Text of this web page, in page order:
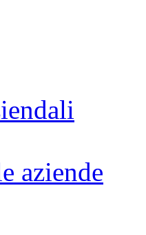
aziende